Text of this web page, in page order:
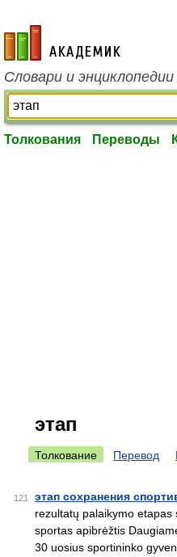
academic.ru
Словари и
Толкования Переводы
этап
Толкование Перевод
121 этап соxранения
rezultatų palaikymo
sportas apibrėžtis
30 uosius sportininko